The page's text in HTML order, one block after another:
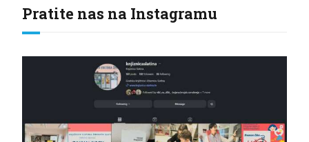
Pratite nas na Instagramu